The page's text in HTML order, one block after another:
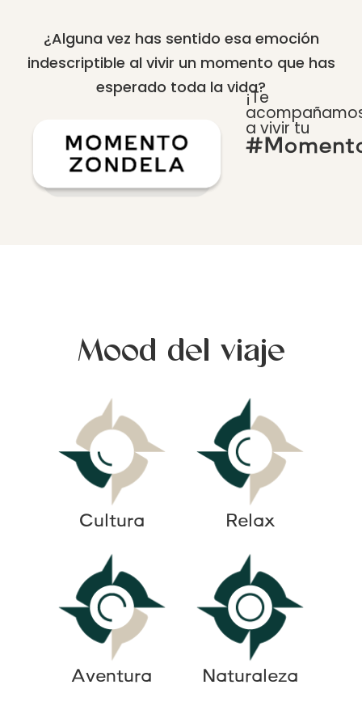
¿Alguna vez has sentido esa emoción
indescriptible al vivir un momento que has
esperado toda la vida?
¡Te
a vivir tu
Mood del viaje
Cultura Relax
Aventura Naturaleza